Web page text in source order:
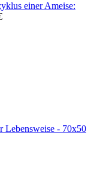
einer Ameise:
Lebensweise - 70x50